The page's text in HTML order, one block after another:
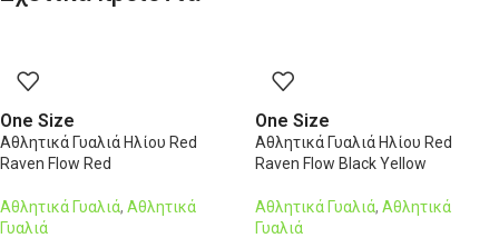
One Size
Αθλητικά Γυαλιά Ηλίου Red
Raven Flow Red
Αθλητικά Γυαλιά, Αθλητικά
Γυαλιά
One Size
Αθλητικά Γυαλιά Ηλίου Red
Raven Flow Black Yellow
Αθλητικά Γυαλιά, Αθλητικά
Γυαλιά